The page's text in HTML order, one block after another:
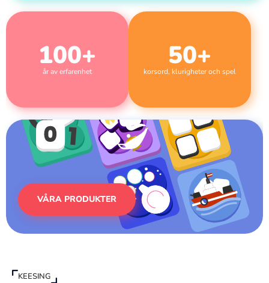
år av erfarenhet
100+ korsord, klurigheter och spel
50+
VÅRA PRODUKTER
KEESING